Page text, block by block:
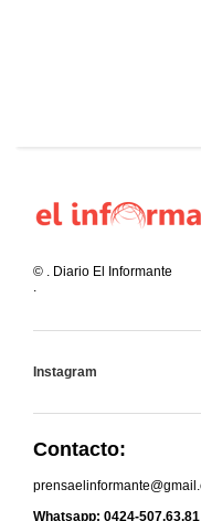
© . Diario El Informante
.
Instagram
Contacto:
Whatsapp: 0424-